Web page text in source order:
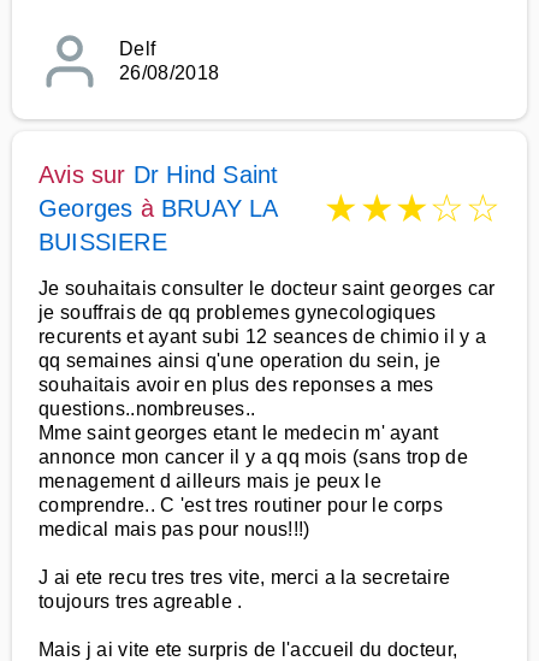
Delf
26/08/2018
Avis sur Dr Hind Saint
Georges à BRUAY LA
BUISSIERE
★★★☆☆
Je souhaitais consulter le docteur saint georges car
je souffrais de qq problemes gynecologiques
recurents et ayant subi 12 seances de chimio il y a
qq semaines ainsi q'une operation du sein, je
souhaitais avoir en plus des reponses a mes
questions..nombreuses..
Mme saint georges etant le medecin m' ayant
annonce mon cancer il y a qq mois (sans trop de
menagement d ailleurs mais je peux le
comprendre.. C 'est tres routiner pour le corps
medical mais pas pour nous!!!)
J ai ete recu tres tres vite, merci a la secretaire
toujours tres agreable .
Mais j ai vite ete surpris de l'accueil du docteur,